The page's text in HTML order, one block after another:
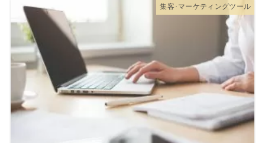
集客･マーケティングツール